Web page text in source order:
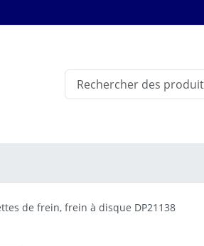
de frein, frein à disque DP21138